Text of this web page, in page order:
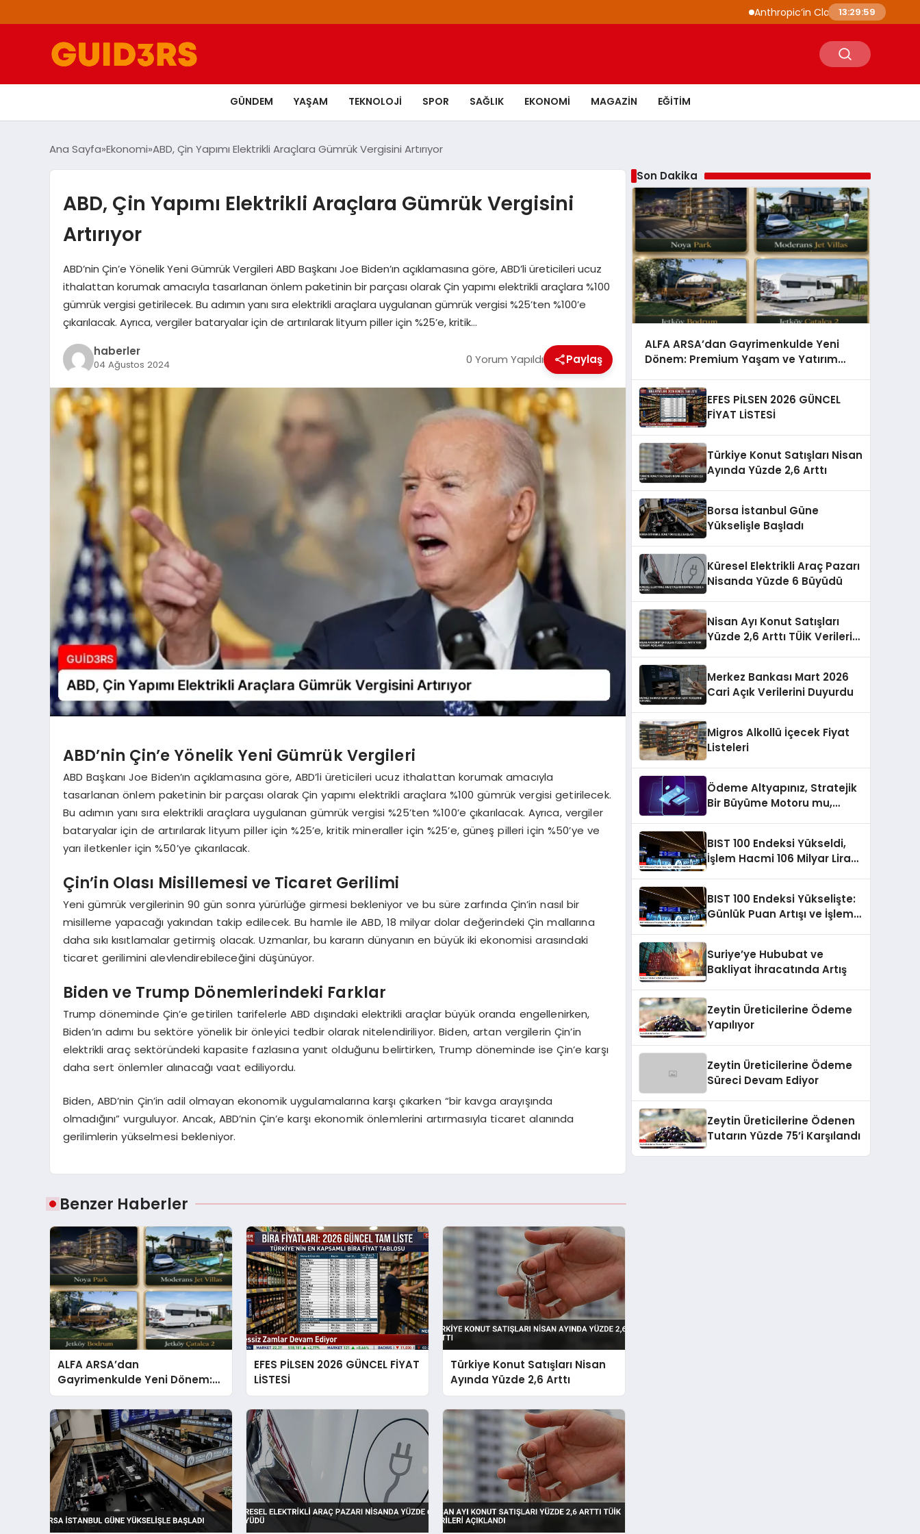
Anthropic’in Claude modelleri siber
13:30:00
GÜNDEM YAŞAM TEKNOLOJI SPOR SAĞLIK EKONOMI MAGAZIN EĞITIM
Ana Sayfa Ekonomi ABD, Çin Yapımı Elektrikli Araçlara Gümrük Vergisini Artırıyor
ABD, Çin Yapımı Elektrikli Araçlara Gümrük Vergisini
Artırıyor
ABD’nin Çin’e Yönelik Yeni Gümrük Vergileri ABD Başkanı Joe Biden’ın açıklamasına göre, ABD’li üreticileri ucuz
ithalattan korumak amacıyla tasarlanan önlem paketinin bir parçası olarak Çin yapımı elektrikli araçlara %100
gümrük vergisi getirilecek. Bu adımın yanı sıra elektrikli araçlara uygulanan gümrük vergisi %25’ten %100’e
çıkarılacak. Ayrıca, vergiler bataryalar için de artırılarak lityum piller için %25’e, kritik…
haberler
04 Ağustos 2024 0 Yorum Yapıldı Paylaş
ABD’nin Çin’e Yönelik Yeni Gümrük Vergileri
ABD Başkanı Joe Biden’ın açıklamasına göre, ABD’li üreticileri ucuz ithalattan korumak amacıyla
tasarlanan önlem paketinin bir parçası olarak Çin yapımı elektrikli araçlara %100 gümrük vergisi getirilecek.
Bu adımın yanı sıra elektrikli araçlara uygulanan gümrük vergisi %25’ten %100’e çıkarılacak. Ayrıca, vergiler
bataryalar için de artırılarak lityum piller için %25’e, kritik mineraller için %25’e, güneş pilleri için %50’ye ve
yarı iletkenler için %50’ye çıkarılacak.
Çin’in Olası Misillemesi ve Ticaret Gerilimi
Yeni gümrük vergilerinin 90 gün sonra yürürlüğe girmesi bekleniyor ve bu süre zarfında Çin’in nasıl bir
misilleme yapacağı yakından takip edilecek. Bu hamle ile ABD, 18 milyar dolar değerindeki Çin mallarına
daha sıkı kısıtlamalar getirmiş olacak. Uzmanlar, bu kararın dünyanın en büyük iki ekonomisi arasındaki
ticaret gerilimini alevlendirebileceğini düşünüyor.
Biden ve Trump Dönemlerindeki Farklar
Trump döneminde Çin’e getirilen tarifelerle ABD dışındaki elektrikli araçlar büyük oranda engellenirken,
Biden’ın adımı bu sektöre yönelik bir önleyici tedbir olarak nitelendiriliyor. Biden, artan vergilerin Çin’in
elektrikli araç sektöründeki kapasite fazlasına yanıt olduğunu belirtirken, Trump döneminde ise Çin’e karşı
daha sert önlemler alınacağı vaat ediliyordu.
Biden, ABD’nin Çin’in adil olmayan ekonomik uygulamalarına karşı çıkarken “bir kavga arayışında
olmadığını” vurguluyor. Ancak, ABD’nin Çin’e karşı ekonomik önlemlerini artırmasıyla ticaret alanında
gerilimlerin yükselmesi bekleniyor.
Benzer Haberler
ALFA ARSA’dan
Gayrimenkulde Yeni Dönem:
Premium Yaşam ve Yatırım
Fırsatları Bir Arada
EFES PİLSEN 2026 GÜNCEL FİYAT
LİSTESİ
Türkiye Konut Satışları Nisan
Ayında Yüzde 2,6 Arttı
Son Dakika
ALFA ARSA’dan Gayrimenkulde Yeni
Dönem: Premium Yaşam ve Yatırım
EFES PİLSEN 2026 GÜNCEL
FİYAT LİSTESİ
Türkiye Konut Satışları Nisan
Ayında Yüzde 2,6 Arttı
Borsa İstanbul Güne
Yükselişle Başladı
Küresel Elektrikli Araç Pazarı
Nisanda Yüzde 6 Büyüdü
Nisan Ayı Konut Satışları
Yüzde 2,6 Arttı TÜİK Verileri
Merkez Bankası Mart 2026
Cari Açık Verilerini Duyurdu
Migros Alkollü İçecek Fiyat
Listeleri
Ödeme Altyapınız, Stratejik
Bir Büyüme Motoru mu,
BIST 100 Endeksi Yükseldi,
İşlem Hacmi 106 Milyar Lirayı
BIST 100 Endeksi Yükselişte:
Günlük Puan Artışı ve İşlem
Suriye’ye Hububat ve
Bakliyat İhracatında Artış
Zeytin Üreticilerine Ödeme
Yapılıyor
Zeytin Üreticilerine Ödeme
Süreci Devam Ediyor
Zeytin Üreticilerine Ödenen
Tutarın Yüzde 75’i Karşılandı